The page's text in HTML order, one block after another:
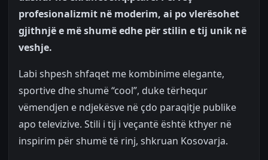
profesionalizmit në moderim, ai po vlerësohet
gjithnjë e më shumë edhe për stilin e tij unik në
veshje.
Labi shpesh shfaqet me kombinime elegante,
sportive dhe shumë “cool”, duke tërhequr
vëmendjen e ndjekësve në çdo paraqitje publike
apo televizive. Stili i tij i veçantë është kthyer në
inspirim për shumë të rinj, shkruan Kosovarja.